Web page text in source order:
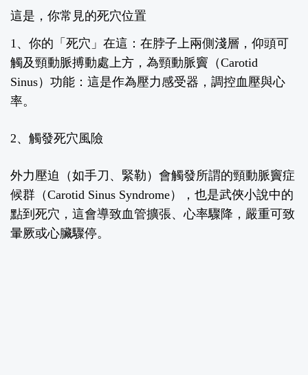
這是，你常見的死穴位置
1、你的「 死穴」在這： 在脖子上兩側淺層，仰頭可
觸及頸動脈搏動處上方，為頸動脈竇（Carotid
Sinus） 功能：這是作為壓力感受器，調控血壓與心
率。
2、觸發死穴風險
外力壓迫（如手刀、緊勒）會觸發所謂的頸動脈竇症
候群（Carotid Sinus Syndrome），也是武俠小說中的
點到死穴，這會導致血管擴張、心率驟降，嚴重可致
暈厥或心臟驟停。